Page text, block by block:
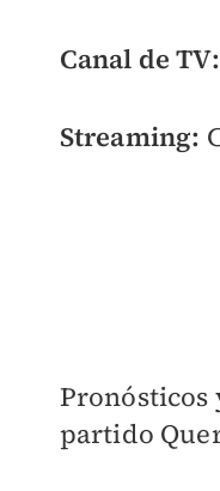
Canal de TV:
Streaming:
Pronósticos
partido